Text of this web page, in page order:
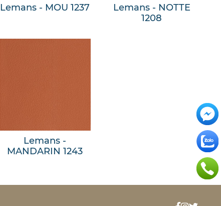
Lemans - MOU 1237
Lemans - NOTTE
1208
Lemans -
MANDARIN 1243